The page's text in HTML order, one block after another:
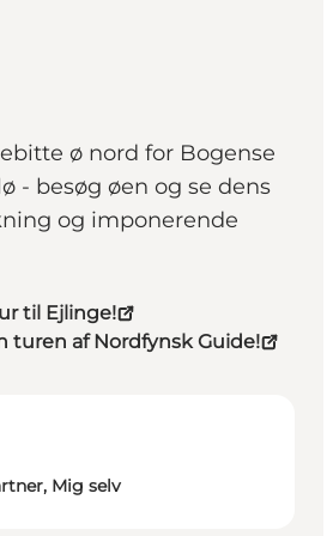
ø nord for Bogense
besøg øen og se dens
og imponerende
til Ejlinge!
turen af Nordfynsk Guide!
Mig selv